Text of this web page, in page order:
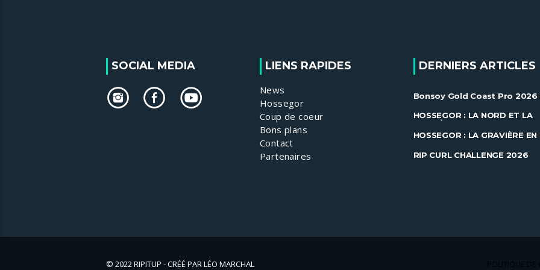
SOCIAL MEDIA LIENS RAPIDES
News
Hossegor
Coup de coeur
Bons plans
Contact
Partenaires
DERNIERS ARTICLES
Bonsoy Gold Coast Pro 2026
Snapper ......
HOSSEGOR : LA NORD ET LA
GRAVIÈRE EN FEU !
HOSSEGOR : LA GRAVIÈRE EN
RIP CURL CHALLENGE 2026
© 2022 RIPITUP - CRÉÉ PAR LÉO MARCHAL POLITIQUE DE